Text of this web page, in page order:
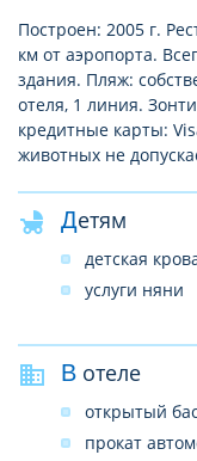
Построен: 2005 г.
км от аэропорта.
здания. Пляж:
отеля, 1 линия.
кредитные карты:
животных не
Детям
детская
услуги няни
В отеле
открытый
прокат